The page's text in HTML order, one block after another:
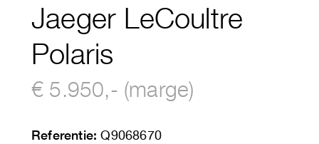
Jaeger LeCoultre
Polaris
€ 5.950,- (marge)
Referentie: Q9068670